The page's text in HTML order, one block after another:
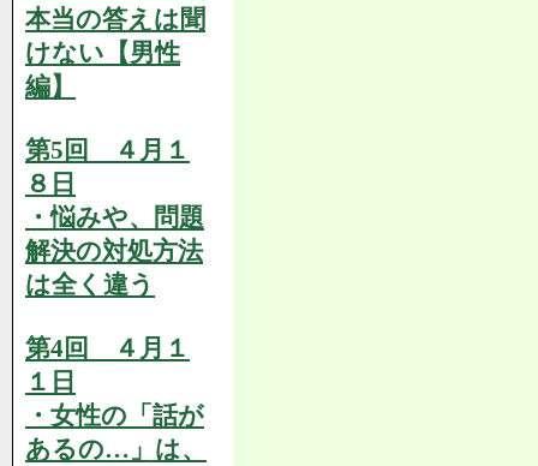
本当の答えは聞
けない【男性
編】
第5回 ４月１
８日
・悩みや、問題
解決の対処方法
は全く違う
第4回 ４月１
１日
・女性の「話が
あるの…」は、